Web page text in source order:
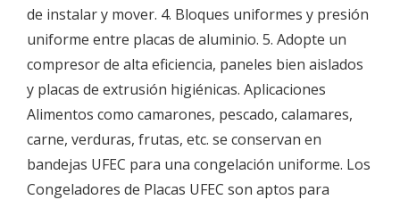
de instalar y mover. 4. Bloques uniformes y presión
uniforme entre placas de aluminio. 5. Adopte un
compresor de alta eficiencia, paneles bien aislados
y placas de extrusión higiénicas. Aplicaciones
Alimentos como camarones, pescado, calamares,
carne, verduras, frutas, etc. se conservan en
bandejas UFEC para una congelación uniforme. Los
Congeladores de Placas UFEC son aptos para